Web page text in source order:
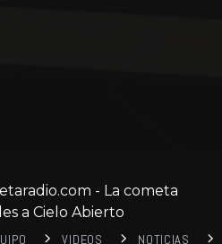
- La cometa
a Cielo Abierto
VIDEOS NOTICIAS